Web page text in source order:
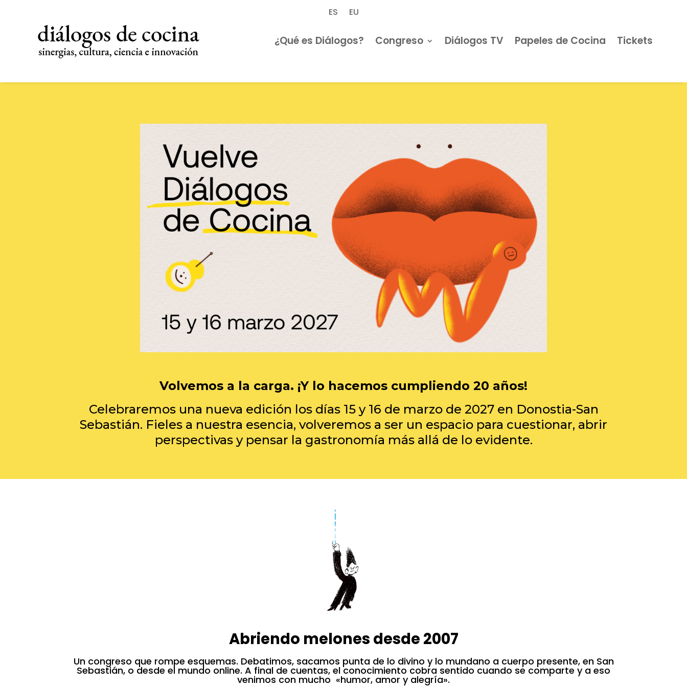
ES EU
¿Qué es Diálogos? Congreso Diálogos TV Papeles de Cocina Tickets
Volvemos a la carga. ¡Y lo hacemos cumpliendo 20 años!
Celebraremos una nueva edición los días 15 y 16 de marzo de 2027 en Donostia-San
Sebastián. Fieles a nuestra esencia, volveremos a ser un espacio para cuestionar, abrir
perspectivas y pensar la gastronomía más allá de lo evidente.
Abriendo melones desde 2007
Un congreso que rompe esquemas. Debatimos, sacamos punta de lo divino y lo mundano a cuerpo presente, en San
Sebastián, o desde el mundo online. A final de cuentas, el conocimiento cobra sentido cuando se comparte y a eso
venimos con mucho «humor, amor y alegría».